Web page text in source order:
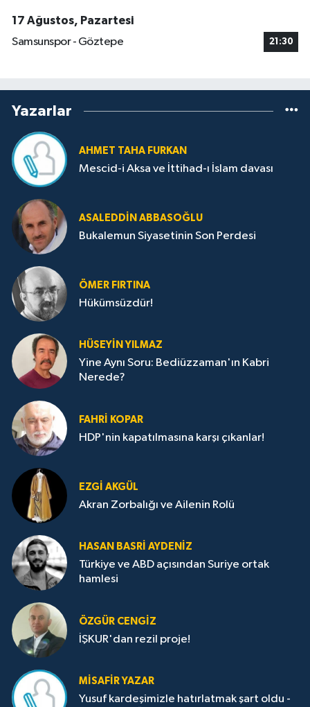
17 Ağustos, Pazartesi
Samsunspor - Göztepe
21:30
Yazarlar
AHMET TAHA FURKAN
Mescid-i Aksa ve İttihad-ı İslam davası
ASALEDDIN ABBASOĞLU
Bukalemun Siyasetinin Son Perdesi
ÖMER FIRTINA
Hükümsüzdür!
HÜSEYIN YILMAZ
Yine Aynı Soru: Bediüzzaman'ın Kabri
Nerede?
FAHRI KOPAR
HDP'nin kapatılmasına karşı çıkanlar!
EZGI AKGÜL
Akran Zorbalığı ve Ailenin Rolü
HASAN BASRI AYDENIZ
Türkiye ve ABD açısından Suriye ortak
hamlesi
ÖZGÜR CENGIZ
İŞKUR'dan rezil proje!
MISAFIR YAZAR
Yusuf kardeşimizle hatırlatmak şart oldu -